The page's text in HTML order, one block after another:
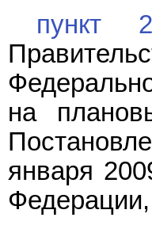
пункт
на
января